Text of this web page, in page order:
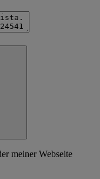
meiner Webseite